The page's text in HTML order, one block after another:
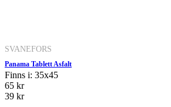
SVANEFORS
Panama Tablett Asfalt
Finns i: 35x45
65 kr
39 kr